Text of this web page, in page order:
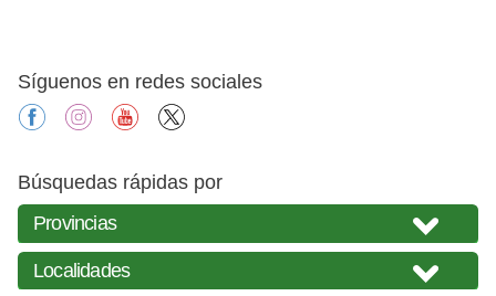
Síguenos en redes sociales
facebookinstagramyoutube
Búsquedas rápidas por